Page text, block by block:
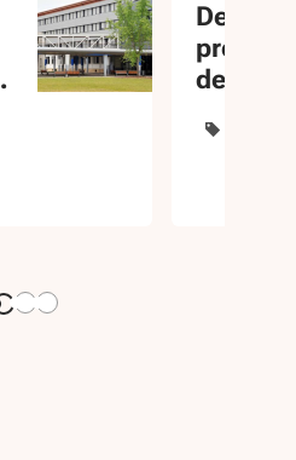
Des
de
pour